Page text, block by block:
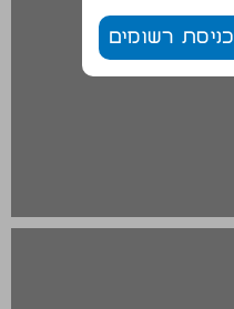
כניסת רשומים